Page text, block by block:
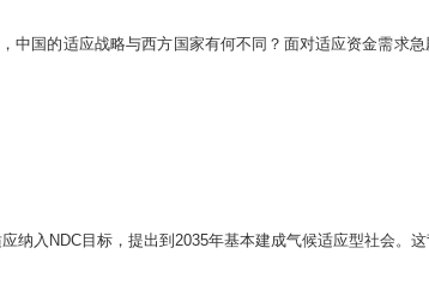
国的适应战略与西方国家有何不同？面对适应资金需求
纳入NDC目标，提出到2035年基本建成气候适应型社会。